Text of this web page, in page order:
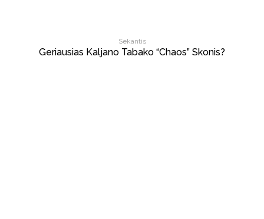
Sekantis
Geriausias Kaljano Tabako “Chaos” Skonis?